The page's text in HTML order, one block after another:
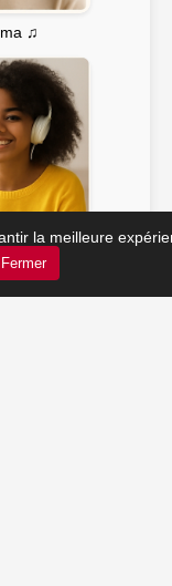
♫
♫la meilleure
Fermer